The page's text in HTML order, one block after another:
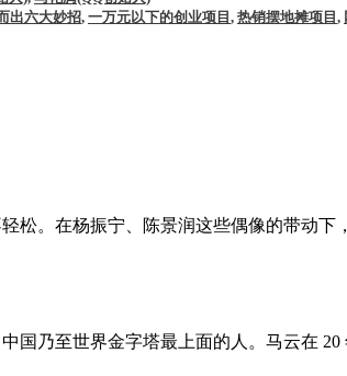
出六大妙招, 一万元以下的创业项目 , 热销摆地摊项目 ,
松。在杨振宁、陈景润这些偶像的带动下
国乃至世界金字塔最上面的人。马云在 20